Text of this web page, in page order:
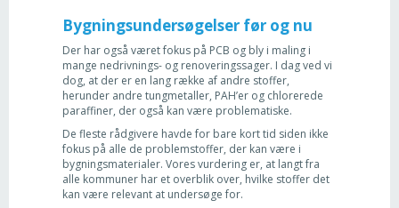
Bygningsundersøgelser før og nu
Der har også været fokus på PCB og bly i maling i
mange nedrivnings- og renoveringssager. I dag ved vi
dog, at der er en lang række af andre stoffer,
herunder andre tungmetaller, PAH’er og chlorerede
paraffiner, der også kan være problematiske.
De fleste rådgivere havde for bare kort tid siden ikke
fokus på alle de problemstoffer, der kan være i
bygningsmaterialer. Vores vurdering er, at langt fra
alle kommuner har et overblik over, hvilke stoffer det
kan være relevant at undersøge for.